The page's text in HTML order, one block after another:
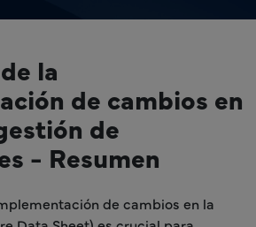
la
de cambios en
de
- Resumen
de cambios en la